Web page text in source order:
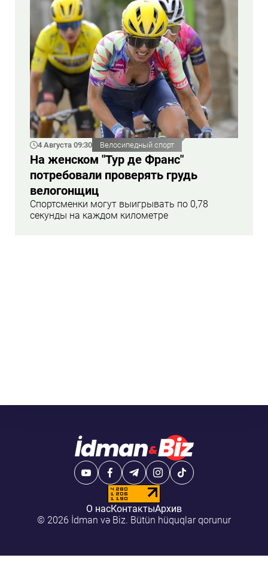
4 Августа 09:30 Велосипедный спорт
На женском "Тур де Франс"
потребовали проверять грудь
велогонщиц
Спортсменки могут выигрывать по 0,78
секунды на каждом километре
О насКонтактыАрхив
© 2026 İdman və Biz. Bütün hüquqlar qorunur